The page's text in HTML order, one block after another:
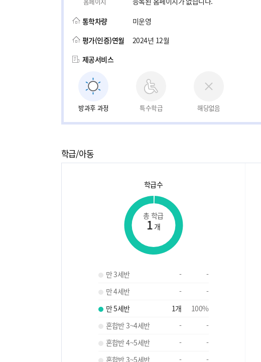
통학차량
미운영
평가(인증)연월
2024년 12월
제공서비스
방과후 과정 특수학급 해당없음
학급/아동
학급수
총 학급
1 개
만 3세반 -
-
만 4세반
-
-
만 5세반
1개 100%
혼합반 3~4세반
-
-
혼합반 4~5세반
-
-
혼합반 3~5세반
-
-